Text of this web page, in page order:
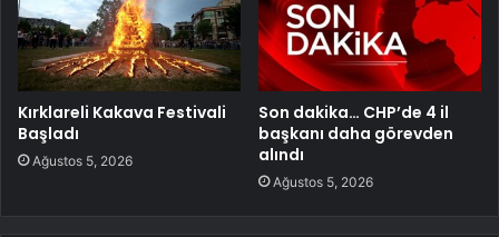
Kırklareli Kakava Festivali
Başladı
Ağustos 5, 2026
Son dakika… CHP’de 4 il
başkanı daha görevden
alındı
Ağustos 5, 2026